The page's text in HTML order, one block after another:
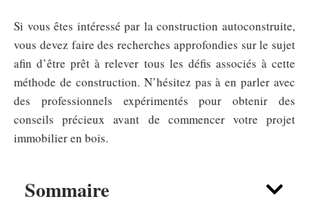
Sommaire
Si vous êtes intéressé par la construction autoconstruite,
vous devez faire des recherches approfondies sur le sujet
afin d’être prêt à relever tous les défis associés à cette
méthode de construction. N’hésitez pas à en parler avec
des professionnels expérimentés pour obtenir des
conseils précieux avant de commencer votre projet
immobilier en bois.